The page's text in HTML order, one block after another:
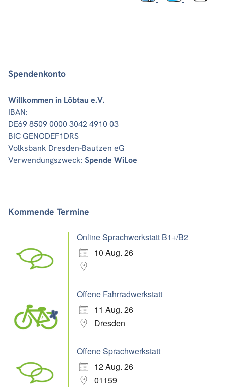
Spendenkonto
Willkommen in Löbtau e.V.
IBAN:
DE69 8509 0000 3042 4910 03
BIC GENODEF1DRS
Volksbank Dresden-Bautzen eG
Verwendungszweck: Spende WiLoe
Kommende Termine
Online Sprachwerkstatt B1+/B2
10 Aug. 26
Offene Fahrradwerkstatt
11 Aug. 26
Dresden
Offene Sprachwerkstatt
12 Aug. 26
01159